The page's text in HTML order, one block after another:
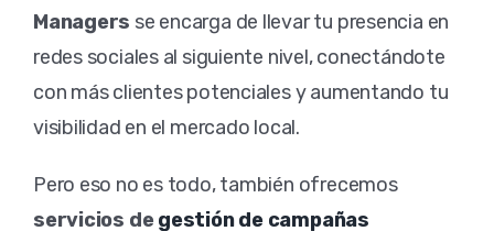
Managers se encarga de llevar tu presencia en
redes sociales al siguiente nivel, conectándote
con más clientes potenciales y aumentando tu
visibilidad en el mercado local.
Pero eso no es todo, también ofrecemos
servicios de gestión de campañas